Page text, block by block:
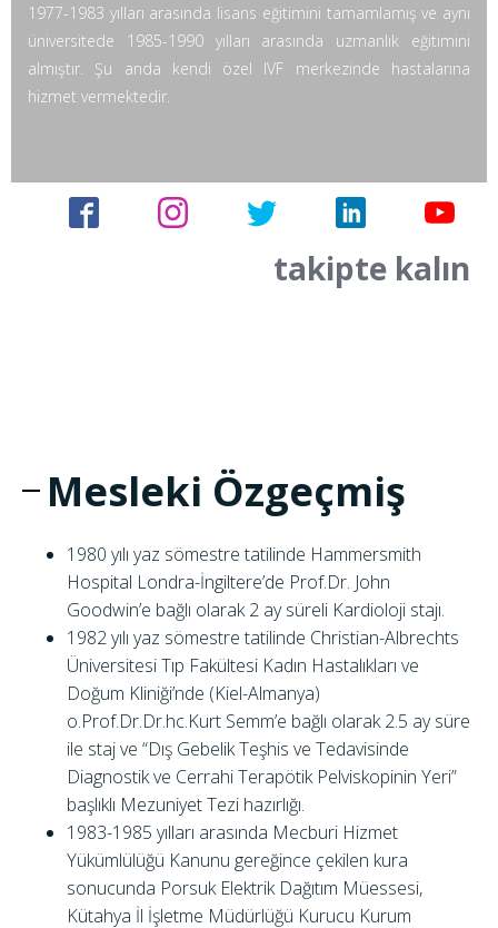
takipte kalın
1977-1983 yılları arasında lisans eğitimini tamamlamış ve aynı
üniversitede 1985-1990 yılları arasında uzmanlık eğitimini
almıştır. Şu anda kendi özel IVF merkezinde hastalarına
hizmet vermektedir.
Mesleki Özgeçmiş
1980 yılı yaz sömestre tatilinde Hammersmith
Hospital Londra-İngiltere’de Prof.Dr. John
Goodwin’e bağlı olarak 2 ay süreli Kardioloji stajı.
1982 yılı yaz sömestre tatilinde Christian-Albrechts
Üniversitesi Tıp Fakültesi Kadın Hastalıkları ve
Doğum Kliniği’nde (Kiel-Almanya)
o.Prof.Dr.Dr.hc.Kurt Semm’e bağlı olarak 2.5 ay süre
ile staj ve “Dış Gebelik Teşhis ve Tedavisinde
Diagnostik ve Cerrahi Terapötik Pelviskopinin Yeri”
başlıklı Mezuniyet Tezi hazırlığı.
1983-1985 yılları arasında Mecburi Hizmet
Yükümlülüğü Kanunu gereğince çekilen kura
sonucunda Porsuk Elektrik Dağıtım Müessesi,
Kütahya İl İşletme Müdürlüğü Kurucu Kurum